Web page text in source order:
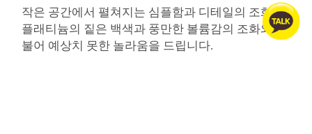
작은 공간에서 펼쳐지는 심플함과 디테일의 조화는
플래티늄의 짙은 백색과 풍만한 볼륨감의 조화와 더
불어 예상치 못한 놀라움을 드립니다.